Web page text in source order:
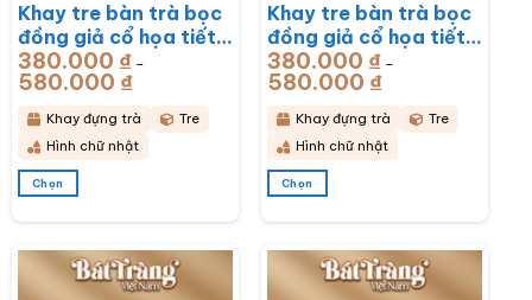
Khay tre bàn trà bọc
đồng giả cổ họa tiết
Rồng Phú Quý
51x33x6cm BT-
KDT17
380.000 ₫ –
580.000 ₫Khoảng
giá:
từ
380.000 ₫
đến
580.000 ₫
Khay đựng trà
Tre
Hình chữ nhật
Chọn
nhiều
Khay tre bàn trà bọc
đồng giả cổ họa tiết
Mã Đáo Thành Công
43x28x6cm BT-
KDT16
380.000 ₫ –
580.000 ₫Khoảng
giá:
từ
380.000 ₫
đến
580.000 ₫
Khay đựng trà
Tre
Hình chữ nhật
Chọn
nhiều